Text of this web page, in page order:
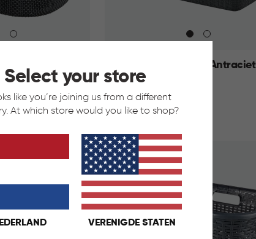
Select your store
like you’re joining us from a different
At which store would you like to shop?
VERENIGDE STATEN
Jute Wasmand 46L - Antraciet
€
€ 14,95
IN